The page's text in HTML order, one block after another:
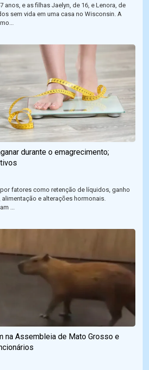
anos, e as filhas Jaelyn, de 16, e Lenora, de
sem vida em uma casa no Wisconsin. A
durante o emagrecimento;
fatores como retenção de líquidos, ganho
alimentação e alterações hormonais.
...
na Assembleia de Mato Grosso e